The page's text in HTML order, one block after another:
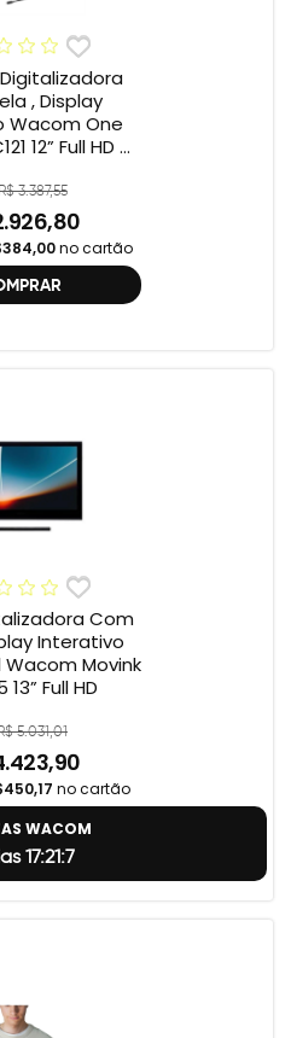
, Display
Wacom One
12” Full HD +
, DTC121 ,
3.387,55
no cartão
Com
Interativo
Wacom Movink
13” Full HD
5.031,01
no cartão
WACOM
17:21:6